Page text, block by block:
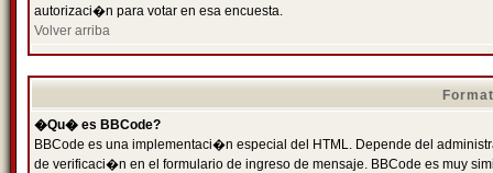
autorizaci�n para votar en esa encuesta.
Volver arriba
�Qu� es BBCode?
BBCode es una implementaci�n especial del HTML. Depende del
de verificaci�n en el formulario de ingreso de mensaje. BBCode es muy